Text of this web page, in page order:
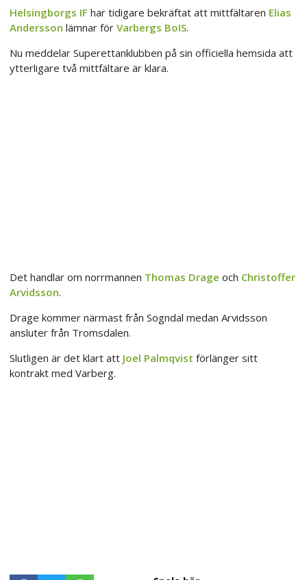
Helsingborgs IF har tidigare bekräftat att mittfältaren Elias
Andersson lämnar för Varbergs BoIS.
Nu meddelar Superettanklubben på sin officiella hemsida att
ytterligare två mittfältare är klara.
Det handlar om norrmannen Thomas Drage och Christoffer
Arvidsson.
Drage kommer närmast från Sogndal medan Arvidsson
ansluter från Tromsdalen.
Slutligen är det klart att Joel Palmqvist förlänger sitt
kontrakt med Varberg.